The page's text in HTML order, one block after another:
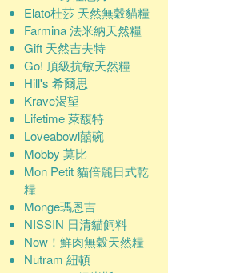
Elato杜莎 天然無穀貓糧
Farmina 法米納天然糧
Gift 天然吉夫特
Go! 頂級抗敏天然糧
Hill's 希爾思
Krave渴望
Lifetime 萊馥特
Loveabowl囍碗
Mobby 莫比
Mon Petit 貓倍麗日式乾
糧
Monge瑪恩吉
NISSIN 日清貓飼料
Now！鮮肉無穀天然糧
Nutram 紐頓